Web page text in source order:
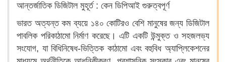
আন্তর্জাতিক ডিজিটাল মুহূর্ত : কেন ডিপিআই গুরুত্বপূর্ণ
ভারত অত্যন্ত কম ব্যয়ে ১৪০ কোটিরও বেশি মানুষের জন্য ডিজিটাল
পাবলিক পরিকাঠামো নির্মাণ করেছে। এটি একটি উন্মুক্ত ও সহজলভ্য
সংযোগ, যা বিধিনিষেধ-ভিত্তিক কাঠামো এবং বহুবিধ অ্যাপ্লিকেশনের